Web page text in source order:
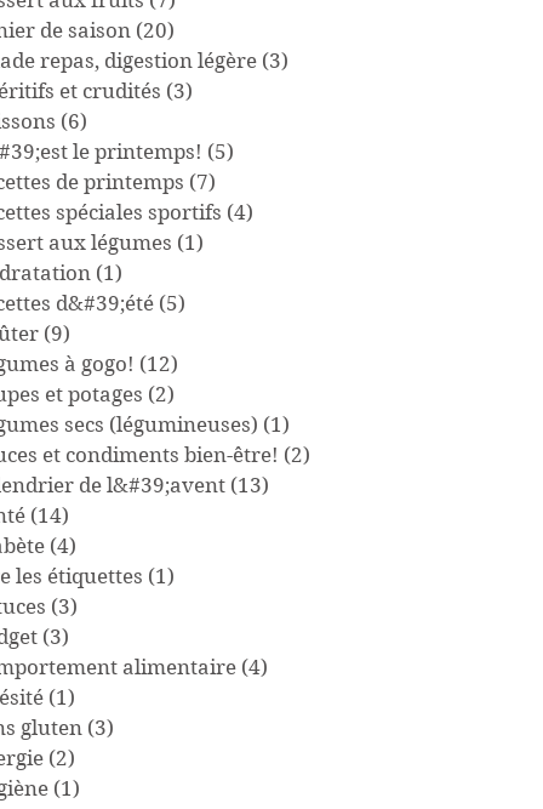
de saison (20)
repas, digestion légère (3)
et crudités (3)
(6)
le printemps! (5)
de printemps (7)
spéciales sportifs (4)
aux légumes (1)
(1)
d&#39;été (5)
(9)
à gogo! (12)
et potages (2)
secs (légumineuses) (1)
et condiments bien-être! (2)
de l&#39;avent (13)
(14)
(4)
les étiquettes (1)
(3)
(3)
alimentaire (4)
(1)
gluten (3)
(2)
(1)